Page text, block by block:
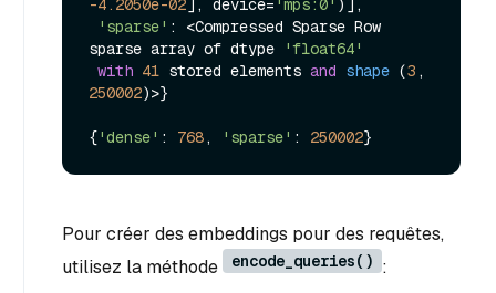
-4.2050e-02 ], device= 'mps:0' )],
'sparse' : <Compressed Sparse Row
sparse array of dtype
'float64'
with 41 stored elements and shape (3
250002)>}
{'dense' : 768, 'sparse' : 250002
Pour créer des embeddings pour des requêtes,
utilisez la méthode
encode_queries() :